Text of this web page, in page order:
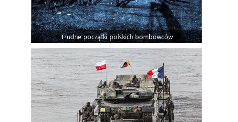
Trudne początki polskich bombowców